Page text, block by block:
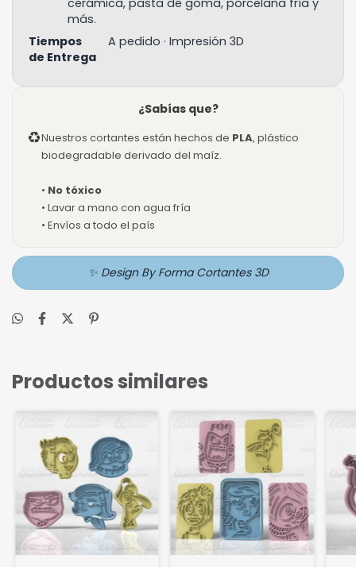
cerámica, pasta de goma, porcelana fría y
más.
Tiempos
de Entrega
A pedido · Impresión 3D
¿Sabías que?
♻Nuestros cortantes están hechos de PLA, plástico
biodegradable derivado del maíz.
• No tóxico
• Lavar a mano con agua fría
• Envíos a todo el país
✨ Design By Forma Cortantes 3D
Productos similares